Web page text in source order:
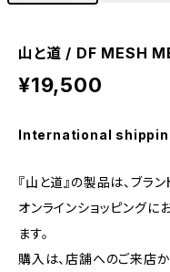
山と道 / DF MESH
¥19,500
International
『山と道』の製品は、ブラ
オンラインショッピングに
ます。
購入は、店舗へのご来店